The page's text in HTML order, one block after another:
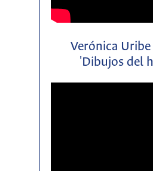
Verónica
'Dibujos del